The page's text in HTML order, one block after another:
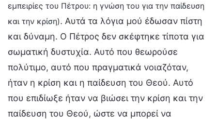
εμπειρίες του Πέτρου: η γνώση του για την παίδευση
και την κρίση). Αυτά τα λόγια μού έδωσαν πίστη
και δύναμη. Ο Πέτρος δεν σκέφτηκε τίποτα για
σωματική δυστυχία. Αυτό που θεωρούσε
πολύτιμο, αυτό που πραγματικά νοιαζόταν,
ήταν η κρίση και η παίδευση του Θεού. Αυτό
που επιδίωξε ήταν να βιώσει την κρίση και την
παίδευση του Θεού, ώστε να μπορεί να